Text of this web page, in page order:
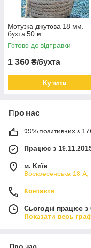
Мотузка джутова 18 мм,
бухта 50 м.
Готово до відправки
1 360 ₴/бухта
Купити
Про нас
99% позитивних з 176
Працює з
м. Київ
Воскресенська 18 А,
Контакти
Сьогодні працює з
Показати весь
Про нас